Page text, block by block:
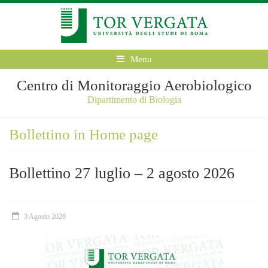
Menu
Centro di Monitoraggio Aerobiologico
Dipartimento di Biologia
Bollettino in Home page
Bollettino 27 luglio – 2 agosto 2026
3 Agosto 2026